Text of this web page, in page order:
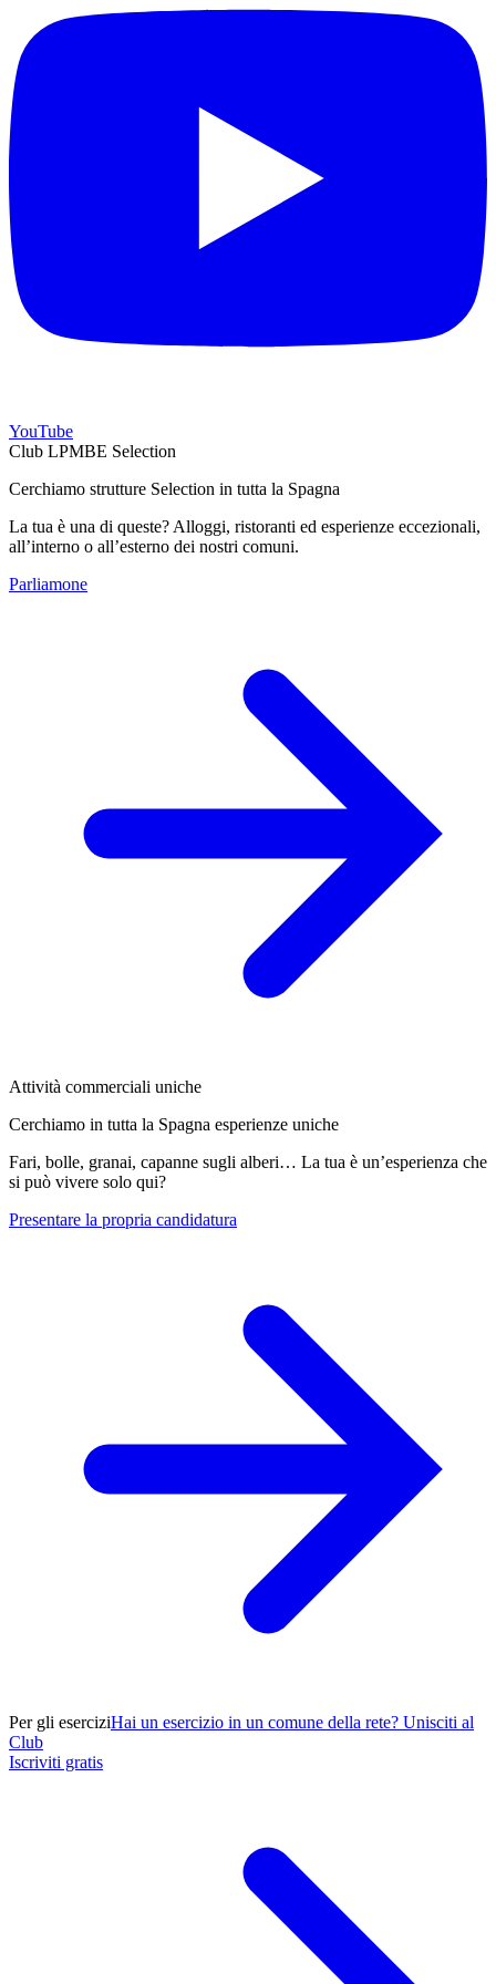
YouTube
Club LPMBE Selection
Cerchiamo strutture Selection in tutta la Spagna
La tua è una di queste? Alloggi, ristoranti ed esperienze eccezionali,
all’interno o all’esterno dei nostri comuni.
Parliamone
Attività commerciali uniche
Cerchiamo in tutta la Spagna esperienze uniche
Fari, bolle, granai, capanne sugli alberi… La tua è un’esperienza che
si può vivere solo qui?
Presentare la propria candidatura
Per gli eserciziHai un esercizio in un comune della rete? Unisciti al
Club
Iscriviti gratis